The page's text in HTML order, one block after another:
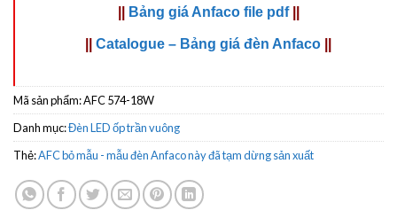
Bảng giá Anfaco file pdf
Catalogue – Bảng giá đèn Anfaco
Mã sản phẩm:AFC 574-18W
Danh mục:Đèn LED ốp trần vuông
Thẻ:AFC bỏ mẫu - mẫu đèn Anfaco này đã tạm dừng sản xuất